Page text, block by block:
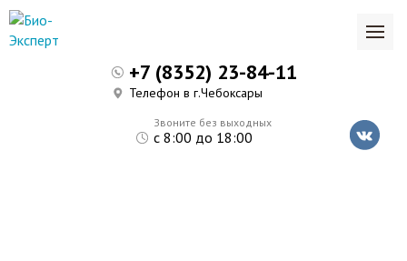
Звоните без выходных
с 8:00 до 18:00
+7 (8352) 23-84-11
Телефон в г.Чебоксары